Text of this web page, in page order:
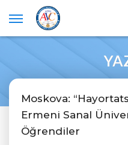
Moskova:
Ermeni Sanal
Öğrendiler